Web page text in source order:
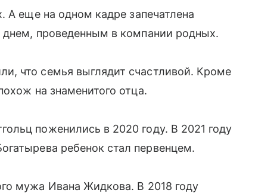
А еще на одном кадре запечатлена
днем, проведенным в компании родных.
что семья выглядит счастливой. Кроме
на знаменитого отца.
поженились в 2020 году. В 2021 году
ребенок стал первенцем.
мужа Ивана Жидкова. В 2018 году